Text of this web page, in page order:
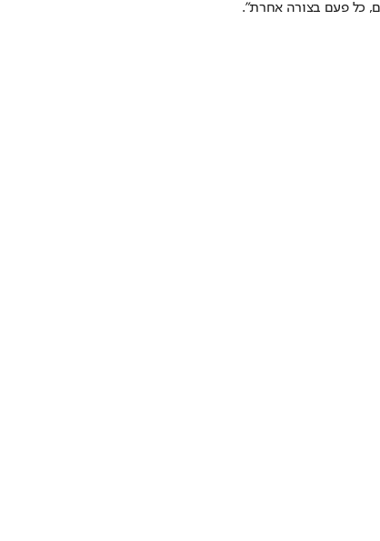
כל פעם בצורה אחרת".